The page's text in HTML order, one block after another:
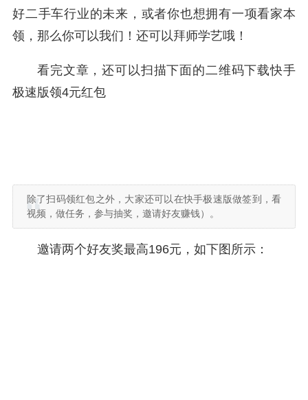
好二手车行业的未来，或者你也想拥有一项看家本
领，那么你可以我们！还可以拜师学艺哦！
看完文章，还可以扫描下面的二维码下载快手
极速版领4元红包
除了扫码领红包之外，大家还可以在快手极速版做签到，看
视频，做任务，参与抽奖，邀请好友赚钱）。
邀请两个好友奖最高196元，如下图所示：